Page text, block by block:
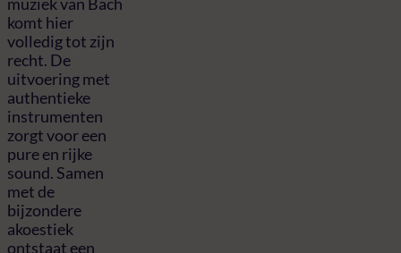
komt hier
volledig tot zijn
recht. De
uitvoering met
authentieke
instrumenten
zorgt voor een
pure en rijke
sound. Samen
met de
bijzondere
akoestiek
ontstaat een